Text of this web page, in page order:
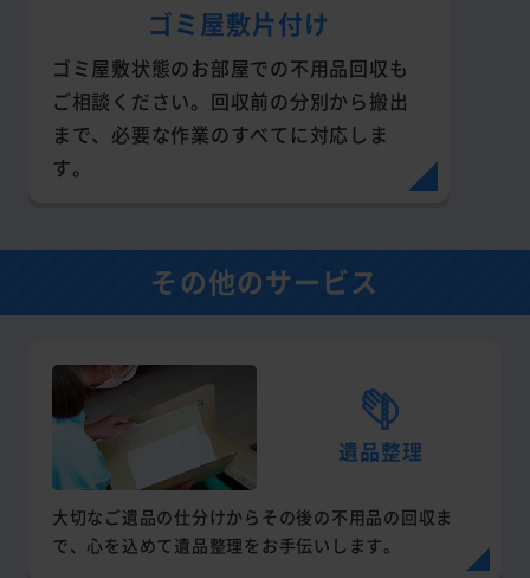
ゴミ屋敷片付け
ゴミ屋敷状態のお部屋での不用品回収も
ご相談ください。回収前の分別から搬出
まで、必要な作業のすべてに対応しま
す。
その他のサービス
遺品整理
大切なご遺品の仕分けからその後の不用品の回収ま
で、心を込めて遺品整理をお手伝いします。